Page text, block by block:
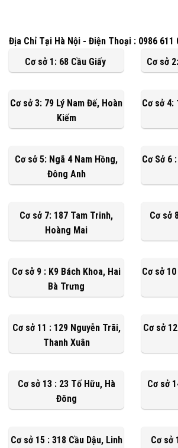
Địa Chỉ Tại Hà Nội - Điện Thoại : 0986 611
Cơ sở 1: 68 Cầu Giấy
Cơ sở
Cơ sở 3: 79 Lý Nam Đế, Hoàn
Kiếm
Cơ sở 4:
Cơ sở 5: Ngã 4 Nam Hồng,
Đông Anh
Cơ Sở 6
Cơ sở 7: 187 Tam Trinh,
Hoàng Mai
Cơ sở
Cơ sở 9 : K9 Bách Khoa, Hai
Bà Trưng
Cơ sở
Cơ sở 11 : 129 Nguyễn Trãi,
Thanh Xuân
Cơ sở
Cơ sở 13 : 23 Tố Hữu, Hà
Đông
Cơ sở
Cơ sở 15 : 318 Cầu Dậu, Linh
Cơ sở